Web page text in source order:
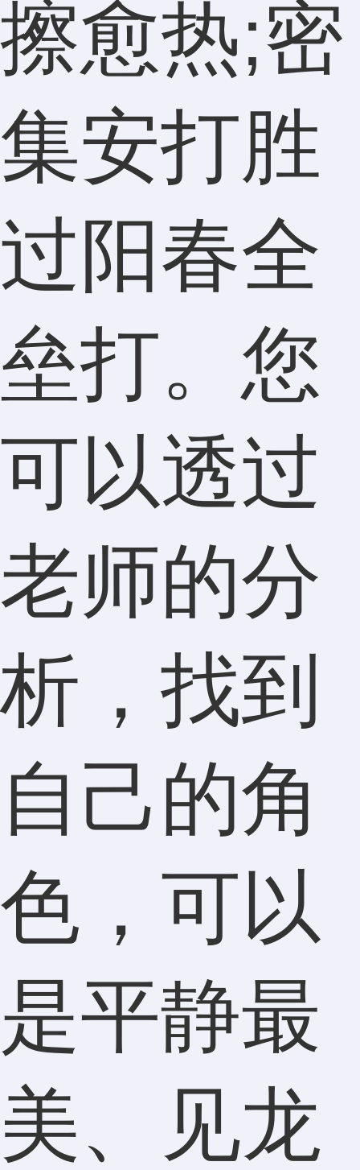
擦愈热;密
集安打胜
过阳春全
垒打。您
可以透过
老师的分
析，找到
自己的角
色，可以
是平静最
美、见龙